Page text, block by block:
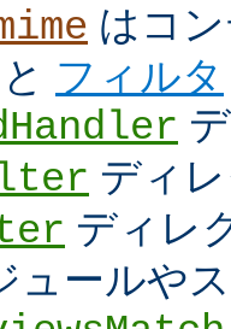
はコ
と フィルタ
ディ
ディレ
ュールや